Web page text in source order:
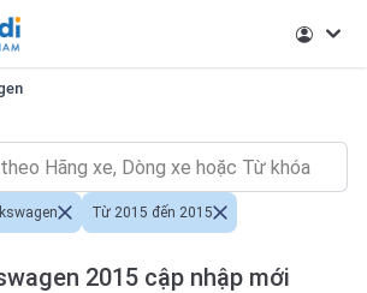
2015 cập nhập mới
Từ 2015 đến 2015